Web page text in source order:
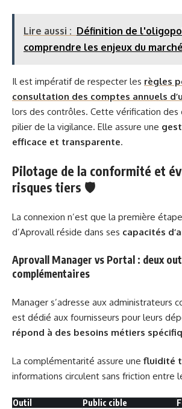
Lire aussi : Définition de
comprendre les enjeux du marché
Il est impératif de respecter les règles
consultation des comptes annuels
lors des contrôles. Cette vérification des
pilier de la vigilance. Elle assure une
efficace et transparente.
Pilotage de la conformité et
risques tiers 🛡️
La connexion n’est que la première
d’Aprovall réside dans ses capacités
Aprovall Manager vs Portal : deux
complémentaires
Manager s’adresse aux administrateurs
est dédié aux fournisseurs pour leurs
répond à des besoins métiers
La complémentarité assure une fluidité
informations circulent sans friction entre
Outil Public cible